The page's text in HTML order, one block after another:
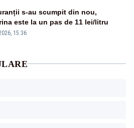
s-au scumpit din nou,
este la un pas de 11 lei/litru
15:36